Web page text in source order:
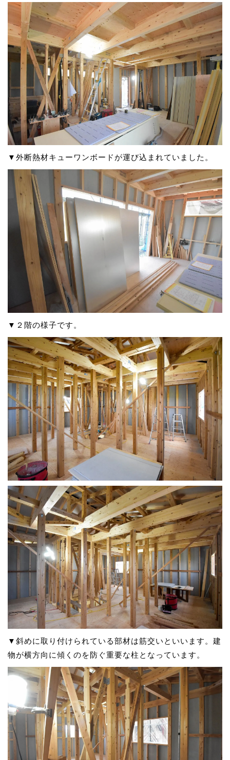
▼外断熱材キューワンボードが運び込まれていました。
▼２階の様子です。
▼斜めに取り付けられている部材は筋交いといいます。建
物が横方向に傾くのを防ぐ重要な柱となっています。